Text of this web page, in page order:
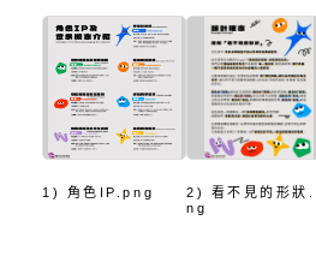
代愛在陪
時光」海報
礙者中小
訊
辦理115
『原原』
會」
桃園市大
理「桃園
職員及家
轉知中華
會（以下
115年國
轉知台中
協會辦理
檢送國立
1) 角色IP.png
2) 看不見的形狀
ng